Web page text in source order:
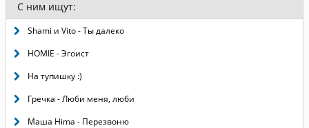
С ним ищут:
Shami и Vito - Ты далеко
HOMIE - Эгоист
На тупишку :)
Гречка - Люби меня, люби
Маша Hima - Перезвоню